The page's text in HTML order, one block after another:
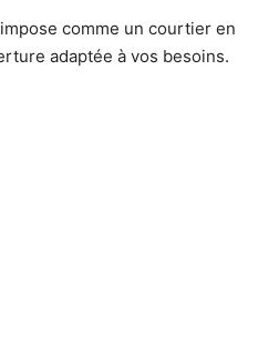
comme un courtier en
adaptée à vos besoins.